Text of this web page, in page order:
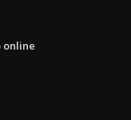
online